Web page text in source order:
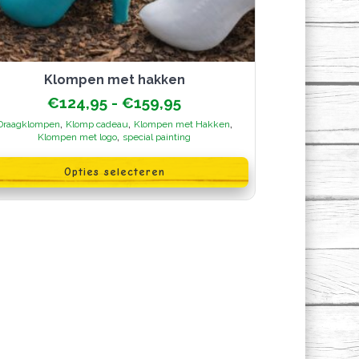
Klompen met hakken
€124,95 - €159,95Prijsklasse:
€124,95
tot
€159,95
Klomp cadeau Klompen met Hakken
Klompen met logo special painting
Opties selecteren